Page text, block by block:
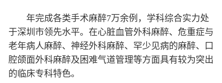
年完成各类手术麻醉7万余例，学科综合实力处
于深圳市领先水平。在心脏血管外科麻醉、危重症与
老年病人麻醉、神经外科麻醉、罕少见病的麻醉、口
腔颌面外科麻醉及困难气道管理等方面具有较为突出
的临床专科特色。